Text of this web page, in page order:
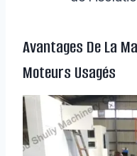
Avantages De La
Moteurs Usagés